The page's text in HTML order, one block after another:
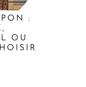
:
OU